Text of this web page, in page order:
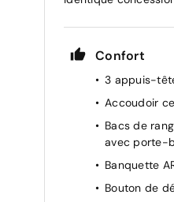
Confort
3 appuis-
Accoudoir
Bacs de
avec porte-
Banquette
Bouton de